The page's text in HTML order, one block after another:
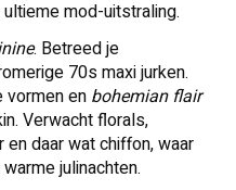
mod-uitstraling.
. Betreed je
70s maxi jurken.
vormen en bohemian flair
Verwacht florals,
daar wat chiffon, waar
julinachten.